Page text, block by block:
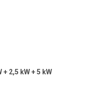
+ 2,5 kW + 5 kW